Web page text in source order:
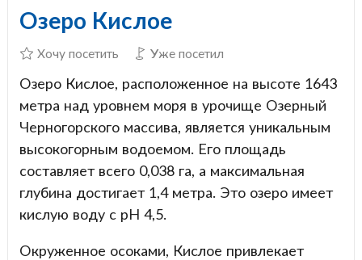
Озеро Кислое
Хочу посетить Уже посетил
Озеро Кислое, расположенное на высоте 1643
метра над уровнем моря в урочище Озерный
Черногорского массива, является уникальным
высокогорным водоемом. Его площадь
составляет всего 0,038 га, а максимальная
глубина достигает 1,4 метра. Это озеро имеет
кислую воду с pH 4,5.
Окруженное осоками, Кислое привлекает